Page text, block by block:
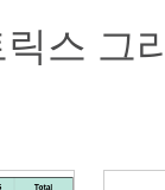
스 그